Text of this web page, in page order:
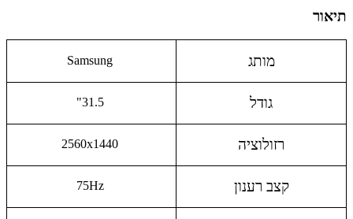
תיאור
מותג
גודל 31.5"
רזולוציה
קצב רענון 75Hz